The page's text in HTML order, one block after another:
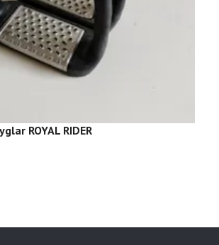
ROYAL RIDER